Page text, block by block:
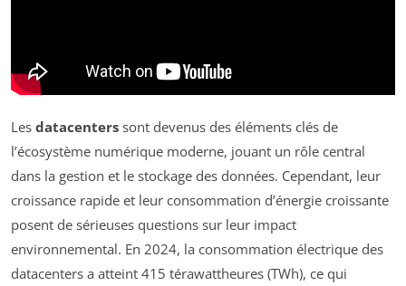
Les datacenters sont devenus des éléments clés de
l’écosystème numérique moderne, jouant un rôle central
dans la gestion et le stockage des données. Cependant, leur
croissance rapide et leur consommation d’énergie croissante
posent de sérieuses questions sur leur impact
environnemental. En 2024, la consommation électrique des
datacenters a atteint 415 térawattheures (TWh), ce qui